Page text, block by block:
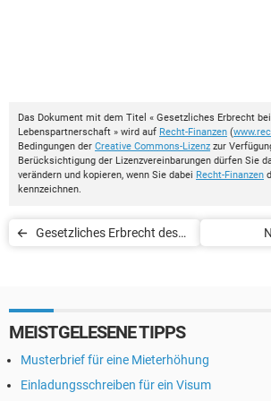
Das Dokument mit dem Titel « Gesetzliches Erbrecht
Lebenspartnerschaft » wird auf Recht-Finanzen (
Bedingungen der Creative Commons-Lizenz zur
Berücksichtigung der Lizenzvereinbarungen dürfen Sie
verändern und kopieren, wenn Sie dabei Recht-Finanzen
kennzeichnen.
Gesetzliches Erbrecht des
MEISTGELESENE TIPPS
Musterbrief für eine Mieterhöhung
Einladungsschreiben für ein Visum